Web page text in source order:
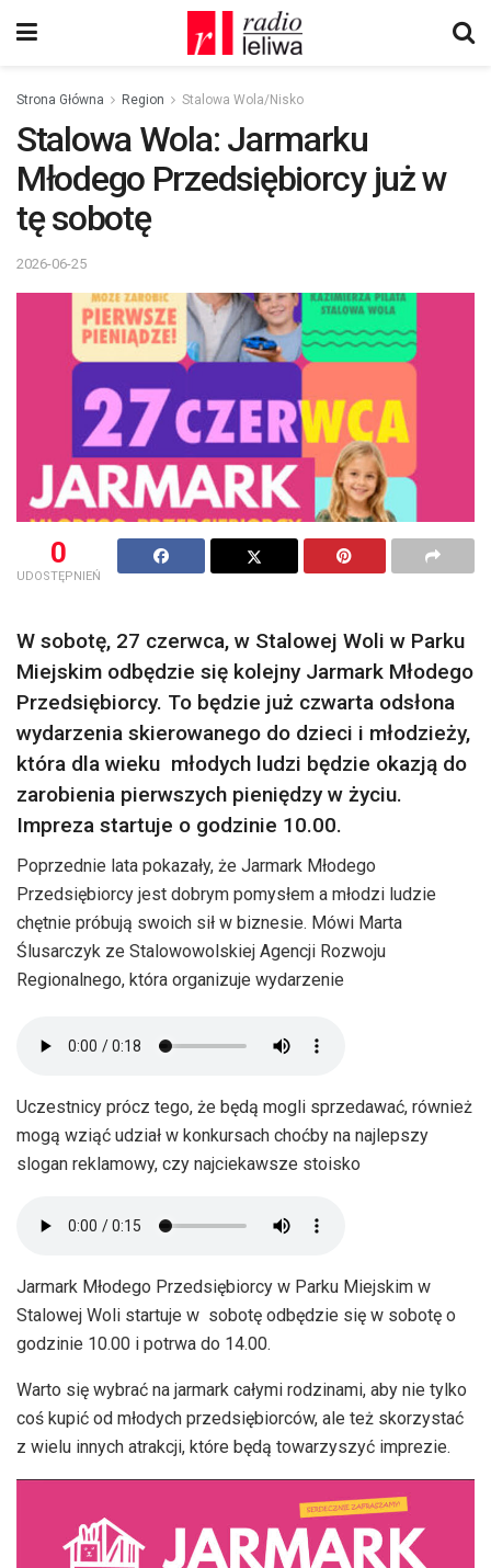
Strona Główna Region Stalowa Wola/Nisko
Stalowa Wola: Jarmarku
Młodego Przedsiębiorcy już w
tę sobotę
2026-06-25
0
UDOSTĘPNIEŃ
W sobotę, 27 czerwca, w Stalowej Woli w Parku
Miejskim odbędzie się kolejny Jarmark Młodego
Przedsiębiorcy. To będzie już czwarta odsłona
wydarzenia skierowanego do dzieci i młodzieży,
która dla wieku młodych ludzi będzie okazją do
zarobienia pierwszych pieniędzy w życiu.
Impreza startuje o godzinie 10.00.
Poprzednie lata pokazały, że Jarmark Młodego
Przedsiębiorcy jest dobrym pomysłem a młodzi ludzie
chętnie próbują swoich sił w biznesie. Mówi Marta
Ślusarczyk ze Stalowowolskiej Agencji Rozwoju
Regionalnego, która organizuje wydarzenie
Uczestnicy prócz tego, że będą mogli sprzedawać, również
mogą wziąć udział w konkursach choćby na najlepszy
slogan reklamowy, czy najciekawsze stoisko
Jarmark Młodego Przedsiębiorcy w Parku Miejskim w
Stalowej Woli startuje w sobotę odbędzie się w sobotę o
godzinie 10.00 i potrwa do 14.00.
Warto się wybrać na jarmark całymi rodzinami, aby nie tylko
coś kupić od młodych przedsiębiorców, ale też skorzystać
z wielu innych atrakcji, które będą towarzyszyć imprezie.